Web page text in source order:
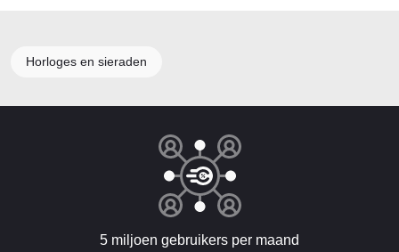
Horloges en sieraden
5 miljoen gebruikers per maand